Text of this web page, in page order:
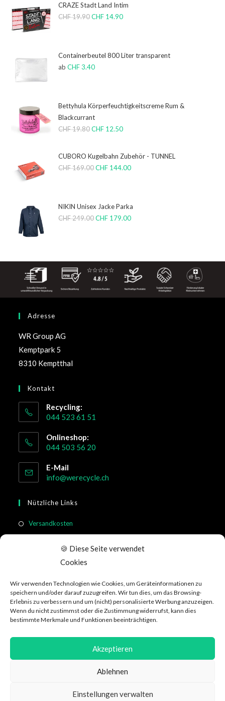
🍪 Diese Seite verwendet
Cookies
Wir verwenden Technologien wie Cookies, um Geräteinformationen zu
speichern und/oder darauf zuzugreifen. Wir tun dies, um das Browsing-
Erlebnis zu verbessern und um (nicht) personalisierte Werbung anzuzeigen.
Wenn du nicht zustimmst oder die Zustimmung widerrufst, kann dies
bestimmte Merkmale und Funktionen beeinträchtigen.
Akzeptieren
Ablehnen
Einstellungen verwalten
CRAZE Stadt Land Intim
CHF19.90 CHF 14.90
Containerbeutel 800 Liter transparent
abCHF3.40
Bettyhula Körperfeuchtigkeitscreme Rum &
Blackcurrant
CHF19.80 CHF 12.50
CUBORO Kugelbahn Zubehör - TUNNEL
CHF169.00 CHF 144.00
NIKIN Unisex Jacke Parka
CHF249.00 CHF 179.00
Adresse
WR Group AG
Kemptpark 5
8310 Kemptthal
Kontakt
Recycling:
044 523 61 51
Onlineshop:
044 503 56 20
E-Mail
info@werecycle.ch
Nützliche Links
Versandkosten
Kundeninformation
Social Media
Datenschutzerklärung AGB Über WeRecycle